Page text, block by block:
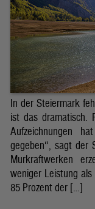
In der Steiermark
ist das dramatisch.
Aufzeichnungen
gegeben“, sagt der
Murkraftwerken
weniger Leistung
85 Prozent der […]